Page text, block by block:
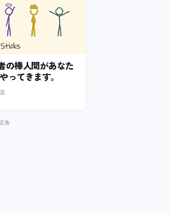
の棒人間があなた
ってきます。